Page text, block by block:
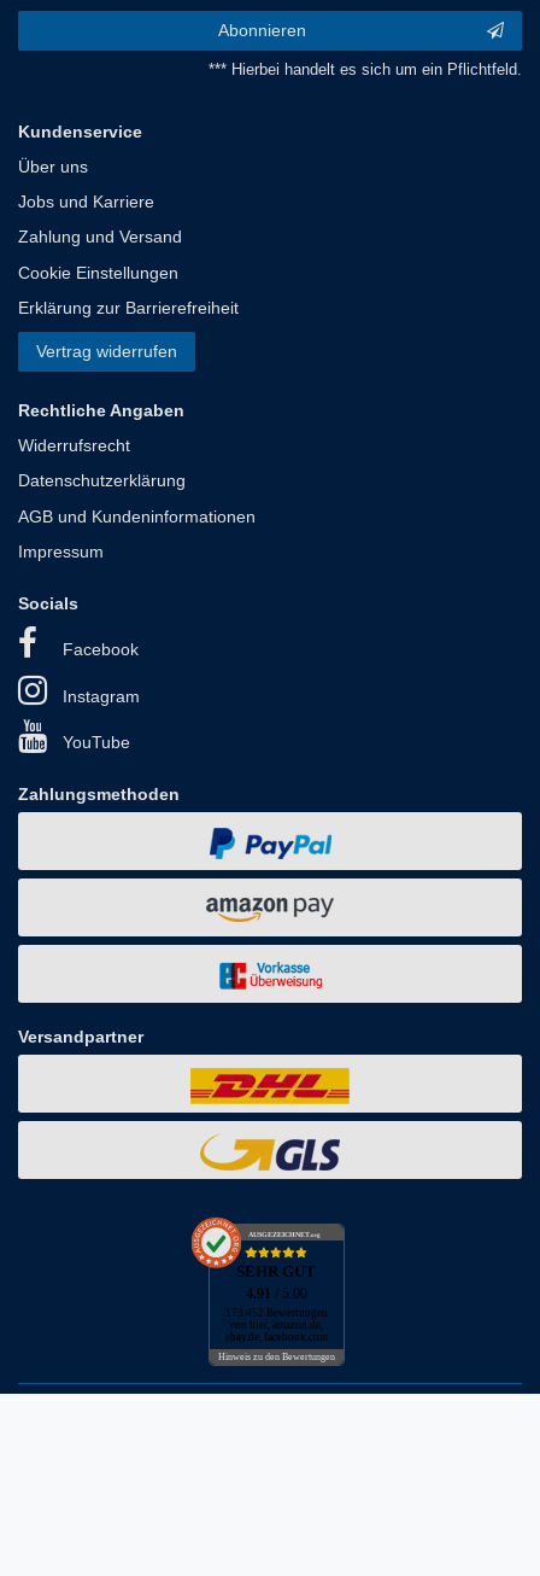
Abonnieren
*** Hierbei handelt es sich um ein Pflichtfeld.
Kundenservice
Über uns
Jobs und Karriere
Zahlung und Versand
Cookie Einstellungen
Erklärung zur Barrierefreiheit
Vertrag widerrufen
Rechtliche Angaben
Widerrufsrecht
Datenschutzerklärung
AGB und Kundeninformationen
Impressum
Socials
Facebook
Instagram
YouTube
Zahlungsmethoden
Versandpartner
AUSGEZEICHNET.org
SEHR GUT
4.91 / 5.00
173.452 Bewertungen
von hier, amazon.de,
ebay.de, facebook.com
Hinweis zu den Bewertungen